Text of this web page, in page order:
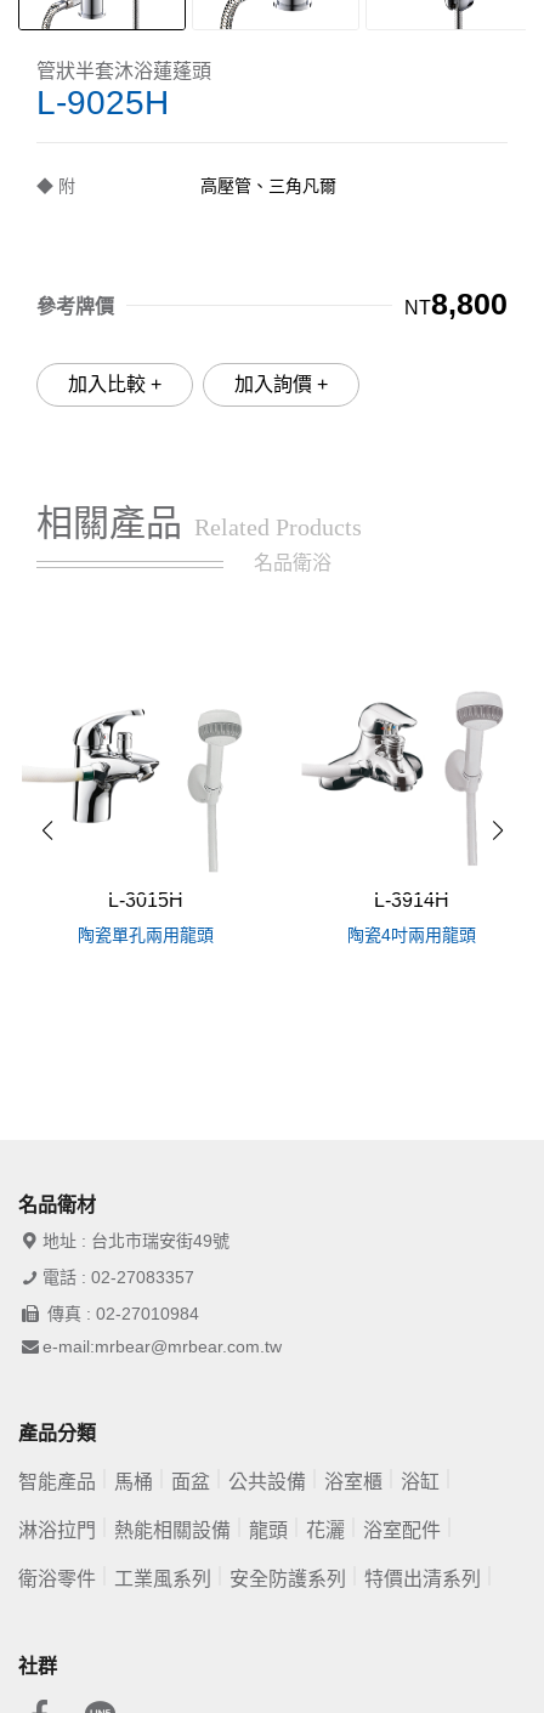
管狀半套沐浴蓮蓬頭
L-9025H
◆ 附 高壓管、三角凡爾
參考牌價 NT8,800
加入比較 + 加入詢價 +
相關產品 Related Products
名品衛浴
L-3015H
陶瓷單孔兩用龍頭
L-3914H
陶瓷4吋兩用龍頭
名品衛材
地址 : 台北市瑞安街49號
電話 : 02-27083357
傳真 : 02-27010984
e-mail:mrbear@mrbear.com.tw
產品分類
智能產品 馬桶 面盆 公共設備 浴室櫃 浴缸
淋浴拉門 熱能相關設備 龍頭 花灑 浴室配件
衛浴零件 工業風系列 安全防護系列 特價出清系列
社群